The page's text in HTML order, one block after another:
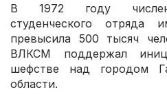
В 1972 году
студенческого отряда
превысила 500 тысяч
ВЛКСМ поддержал
шефстве над городом
области.